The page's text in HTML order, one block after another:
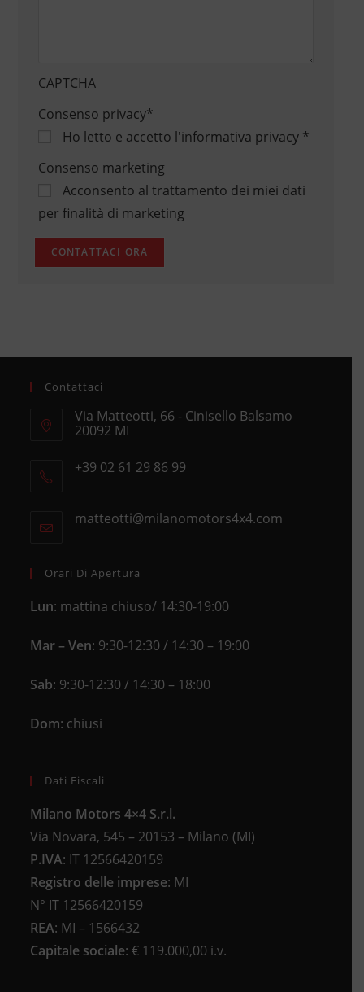
CAPTCHA
Consenso privacy*
Ho letto e accetto l'informativa privacy*
Consenso marketing
Acconsento al trattamento dei miei dati
per finalità di marketing
Contattaci
Via Matteotti, 66 - Cinisello Balsamo
20092 MI
in
+39 02 61 29 86 99
your
matteotti@milanomotors4x4.comOpens
Orari Di Apertura
Lun: mattina chiuso/ 14:30-19:00
Mar – Ven: 9:30-12:30 / 14:30 – 19:00
Sab: 9:30-12:30 / 14:30 – 18:00
Dom: chiusi
Dati Fiscali
Milano Motors 4×4 S.r.l.
Via Novara, 545 – 20153 – Milano (MI)
P.IVA: IT 12566420159
Registro delle imprese: MI
N° IT 12566420159
REA: MI – 1566432
Capitale sociale: € 119.000,00 i.v.